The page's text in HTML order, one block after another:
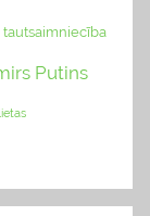
tautsaimniecība
Putins